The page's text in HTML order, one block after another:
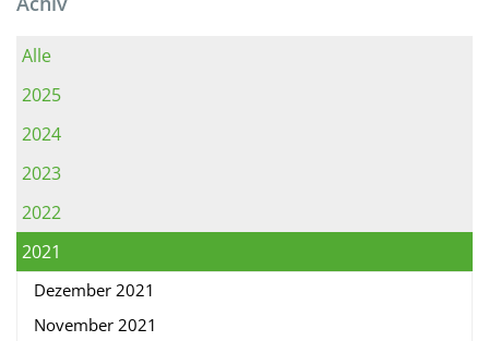
Alle
2025
2024
2023
2022
2021
Dezember 2021
November 2021